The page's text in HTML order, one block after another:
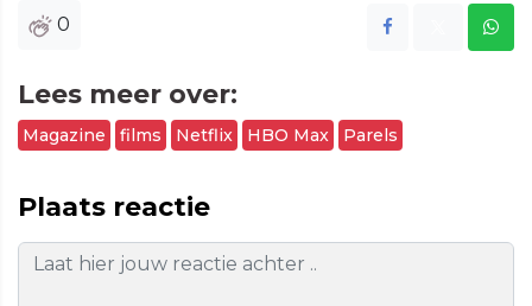
0
Lees meer over:
Magazine films Netflix HBO Max Parels
Plaats reactie